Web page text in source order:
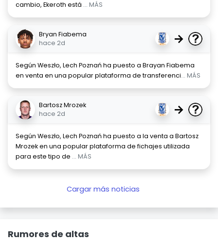
cambio, Ekeroth está ... MÁS
Bryan Fiabema
hace 2d
→
Según Weszło, Lech Poznań ha puesto a Brayan Fiabema
en venta en una popular plataforma de transferenci... MÁS
Bartosz Mrozek
hace 2d
→
Según Weszło, Lech Poznań ha puesto a la venta a Bartosz
Mrozek en una popular plataforma de fichajes utilizada
para este tipo de ... MÁS
Cargar más noticias
Rumores de altas